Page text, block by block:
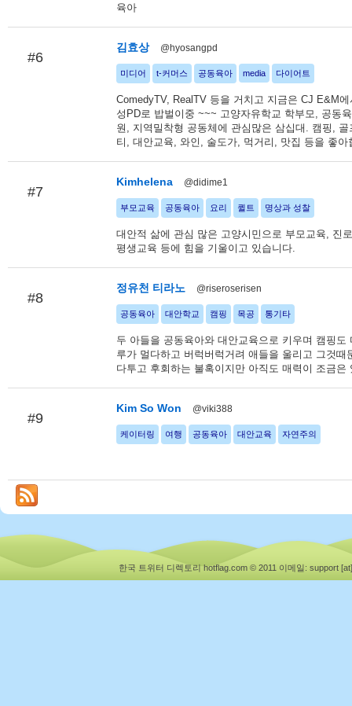
육아
#6
김효상 @hyosangpd
미디어 t-커머스 공동육아 media 다이어트
ComedyTV, RealTV 등을 거치고 지금은 CJ E&M
성PD로 밥벌이중 ~~~ 고양자유학교 학부모, 공동
원, 지역밀착형 공동체에 관심많은 삼십대. 캠핑, 골
티, 대안교육, 와인, 술도가, 먹거리, 맛집 등을 좋아
#7
Kimhelena @didime1
부모교육 공동육아 요리 퀼트 명상과 성찰
대안적 삶에 관심 많은 고양시민으로 부모교육, 진
평생교육 등에 힘을 기울이고 있습니다.
#8
정유천 티라노 @riseroserisen
공동육아 대안학교 캠핑 목공 통기타
두 아들을 공동육아와 대안교육으로 키우며 캠핑도
루가 멀다하고 버럭버럭거려 애들을 울리고 그것때
다투고 후회하는 불혹이지만 아직도 매력이 조금은
#9
Kim So Won @viki388
케이터링 여행 공동육아 대안교육 자연주의
한국 트위터 디렉토리 hotflag.com © 2011 이메일: support